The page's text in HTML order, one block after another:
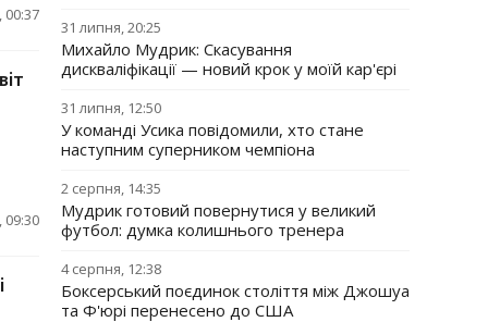
00:37
09:30
31 липня, 20:25
Михайло Мудрик: Скасування
дискваліфікації — новий крок у моїй кар'єрі
31 липня, 12:50
У команді Усика повідомили, хто стане
наступним суперником чемпіона
2 серпня, 14:35
Мудрик готовий повернутися у великий
футбол: думка колишнього тренера
4 серпня, 12:38
Боксерський поєдинок століття між Джошуа
та Ф'юрі перенесено до США